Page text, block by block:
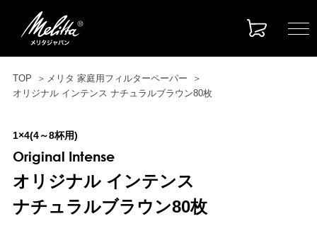
TOP
メリタ 家庭用フィルターペーパー
オリジナル インテンス ナチュラルブラウン80枚
1×4(4～8杯用)
Original Intense
オリジナル インテンス
ナチュラルブラウン80枚